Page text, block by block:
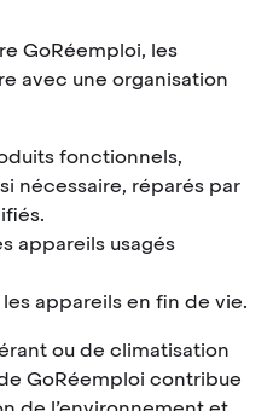
GoRéemploi, les
avec une organisation
fonctionnels,
nécessaire, réparés par
appareils usagés
appareils en fin de vie.
ou de climatisation
GoRéemploi contribue